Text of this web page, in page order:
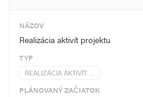
NÁZOV
Realizácia aktivít projektu
TYP
REALIZÁCIA AKTIVÍT …
PLÁNOVANÝ ZAČIATOK